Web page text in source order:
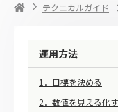
テクニカルガイド
運用方法
1．目標を決める
2．数値を見える化